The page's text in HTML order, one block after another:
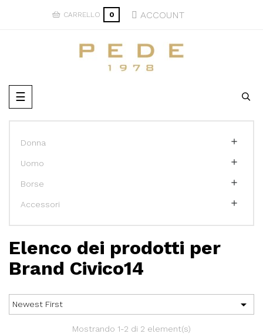
CARRELLO 0 ACCOUNT
navigazione
Toggle
☰
Donna 
Uomo 
Borse 
Accessori 
Elenco dei prodotti per
Brand Civico14
Newest First 
Mostrando 1-2 di 2 element(s)